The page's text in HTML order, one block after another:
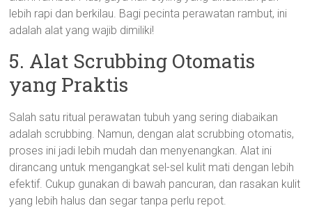
lebih rapi dan berkilau. Bagi pecinta perawatan rambut, ini
adalah alat yang wajib dimiliki!
5. Alat Scrubbing Otomatis
yang Praktis
Salah satu ritual perawatan tubuh yang sering diabaikan
adalah scrubbing. Namun, dengan alat scrubbing otomatis,
proses ini jadi lebih mudah dan menyenangkan. Alat ini
dirancang untuk mengangkat sel-sel kulit mati dengan lebih
efektif. Cukup gunakan di bawah pancuran, dan rasakan kulit
yang lebih halus dan segar tanpa perlu repot.